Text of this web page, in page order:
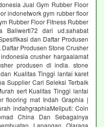
Jual Gym Rubber Floor
indonetwork gym rubber floor
Rubber Floor Fitness Rubber
Baliwerti72 dari ud.sahabat
dan Daftar Produsen
Produsen Stone Crusher
crusher hargaalamat
produsen di india. stone
Kualitas Tinggi lantai karet
Supplier Cari Seleksi Terbaik
sert Kualitas Tinggi lantai
flooring mat Indah Graphia |
indahgraphiaMeliputi: Coin
China Dan Sebagainya